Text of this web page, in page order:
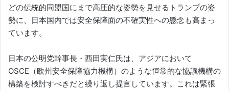
どの伝統的同盟国にまで高圧的な姿勢を見せるトランプの姿
勢に、日本国内では安全保障面の不確実性への懸念も高まっ
ています。
日本の公明党幹事長・西田実仁氏は、アジアにおいて
OSCE（欧州安全保障協力機構）のような恒常的な協議機構の
構築を検討すべきだと繰り返し提言しています。これは緊張